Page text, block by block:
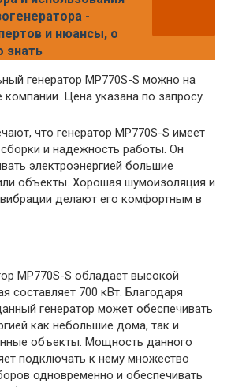
-
и нюансы, о
знать
генератор MP770S-S можно на
Цена указана по запросу.
что генератор MP770S-S имеет
и надежность работы. Он
электроэнергией большие
объекты. Хорошая шумоизоляция и
делают его комфортным в
MP770S-S обладает высокой
составляет 700 кВт. Благодаря
генератор может обеспечивать
как небольшие дома, так и
объекты. Мощность данного
подключать к нему множество
одновременно и обеспечивать